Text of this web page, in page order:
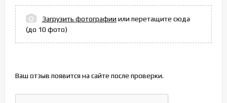
Загрузить фотографии или перетащите сюда
(до 10 фото)
Ваш отзыв появится на сайте после проверки.